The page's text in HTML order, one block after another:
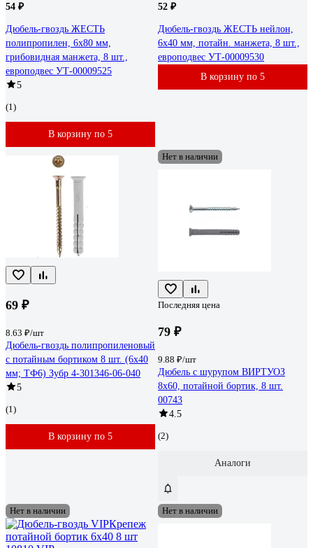
54 ₽
Дюбель-гвоздь ЖЕСТЬ
полипропилен, 6x80 мм,
грибовидная манжета, 8 шт.,
европодвес УТ-00009525
5
(1)
В корзину по 5
52 ₽
Дюбель-гвоздь ЖЕСТЬ нейлон,
6x40 мм, потайн. манжета, 8 шт.,
европодвес УТ-00009530
В корзину по 5
69 ₽
8.63 ₽/шт
Дюбель-гвоздь полипропиленовый
с потайным бортиком 8 шт. (6х40
мм; ТФ6) Зубр 4-301346-06-040
5
(1)
В корзину по 5
Нет в наличии
Последняя цена
79 ₽
9.88 ₽/шт
Дюбель с шурупом ВИРТУОЗ
8х60, потайной бортик, 8 шт.
00743
4.5
(2)
Аналоги
Нет в наличии Нет в наличии